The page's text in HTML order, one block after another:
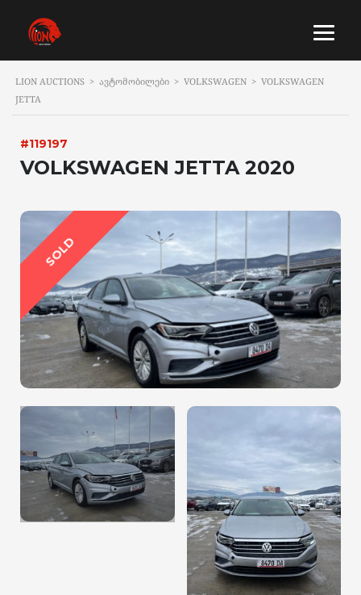
LION AUCTIONS > ᲐᲕᲢᲝᲛᲝᲑᲘᲚᲔᲑᲘ > VOLKSWAGEN > VOLKSWAGEN
JETTA
#119197
VOLKSWAGEN JETTA 2020
SOLD